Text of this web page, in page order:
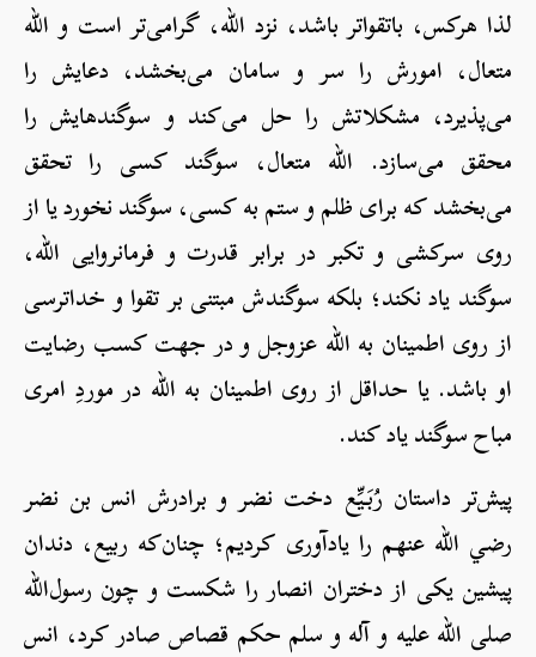
لذا هرکس، باتقواتر باشد، نزد الله، گرامی‌تر است و الله
متعال، امورش را سر و سامان می‌بخشد، دعایش را
می‌پذیرد، مشکلاتش را حل می‌کند و سوگندهایش را
محقق می‌سازد. الله متعال، سوگند کسی را تحقق
می‌بخشد که برای ظلم و ستم به کسی، سوگند نخورد یا از
روی سرکشی و تکبر در برابر قدرت و فرمان‎روایی الله،
سوگند یاد نکند؛ بلکه سوگندش مبتنی بر تقوا و خداترسی
از روی اطمینان به الله عزوجل و در جهت کسب رضایت
او باشد. یا حداقل از روی اطمینان به الله در موردِ امری
مباح سوگند یاد کند.
پیش‌تر داستان رُبَیِّع دخت نضر و برادرش انس بن نضر
رضي الله عنهم را یادآوری کردیم؛ چنان‌که ربیع، دندان
پیشین یکی از دختران انصار را شکست و چون رسول‌الله
صلی الله علیه و آله و سلم حکم قصاص صادر کرد، انس